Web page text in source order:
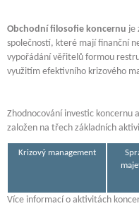
Obchodní filosofie koncernu je
společností, které mají finanční
vypořádání věřitelů formou
využitím efektivního krizového
Zhodnocování investic koncernu
založen na třech základních
Krizový management
Více informací o aktivitách